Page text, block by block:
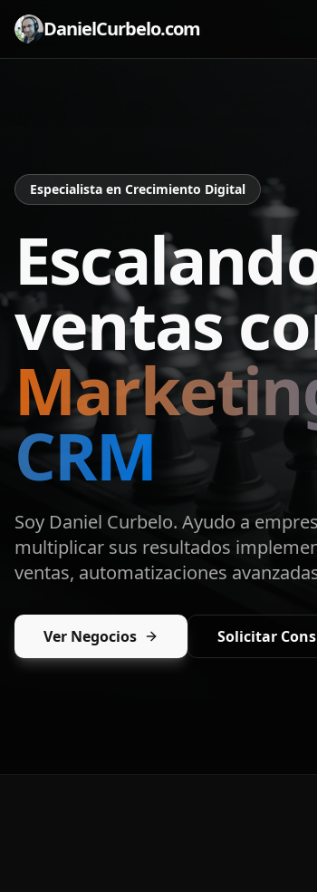
DanielCurbelo.com
Especialista en Crecimiento Digital
ventas
CRM
Soy Daniel Curbelo. Ayudo a
multiplicar sus resultados
ventas, automatizaciones
Ver Negocios Solicitar